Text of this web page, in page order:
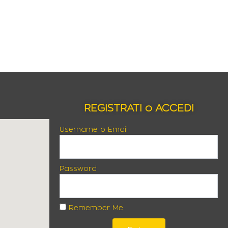
REGISTRATI o ACCEDI
Username o Email
Password
Remember Me